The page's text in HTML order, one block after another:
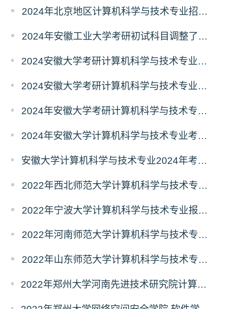
2024年北京地区计算机科学与技术专业招生人数汇总
2024年安徽工业大学考研初试科目调整了吗？
2024安徽大学考研计算机科学与技术专业初试科目调整了吗
2024安徽大学考研计算机科学与技术专业初试科目调整了吗？
2024年安徽大学考研计算机科学与技术专业初试科目调整了吗？
2024年安徽大学计算机科学与技术专业考研初试科目调整了吗？
安徽大学计算机科学与技术专业2024年考研初试科目调整了吗？
2022年西北师范大学计算机科学与技术专业报录比
2022年宁波大学计算机科学与技术专业报录比
2022年河南师范大学计算机科学与技术专业报录比
2022年山东师范大学计算机科学与技术专业报录比
2022年郑州大学河南先进技术研究院计算机科学与技术专业报录比